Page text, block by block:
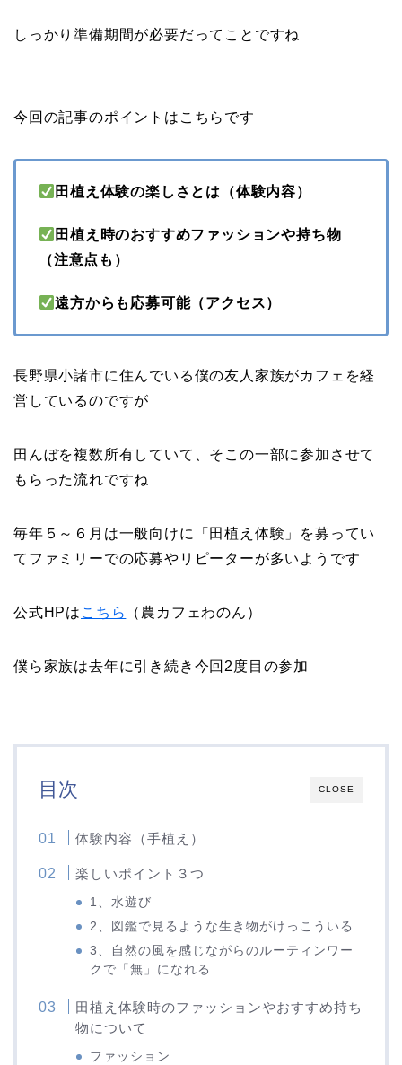
しっかり準備期間が必要だってことですね
今回の記事のポイントはこちらです
田植え体験の楽しさとは（体験内容）
田植え時のおすすめファッションや持ち物
（注意点も）
遠方からも応募可能（アクセス）
長野県小諸市に住んでいる僕の友人家族がカフェを経
営しているのですが
田んぼを複数所有していて、そこの一部に参加させて
もらった流れですね
毎年５～６月は一般向けに「田植え体験」を募ってい
てファミリーでの応募やリピーターが多いようです
公式HPは こちら （農カフェわのん）
僕ら家族は去年に引き続き今回2度目の参加
CLOSE
目次
体験内容（手植え）
楽しいポイント３つ
1、水遊び
2、図鑑で見るような生き物がけっこういる
3、自然の風を感じながらのルーティンワー
クで「無」になれる
田植え体験時のファッションやおすすめ持ち
物について
ファッション